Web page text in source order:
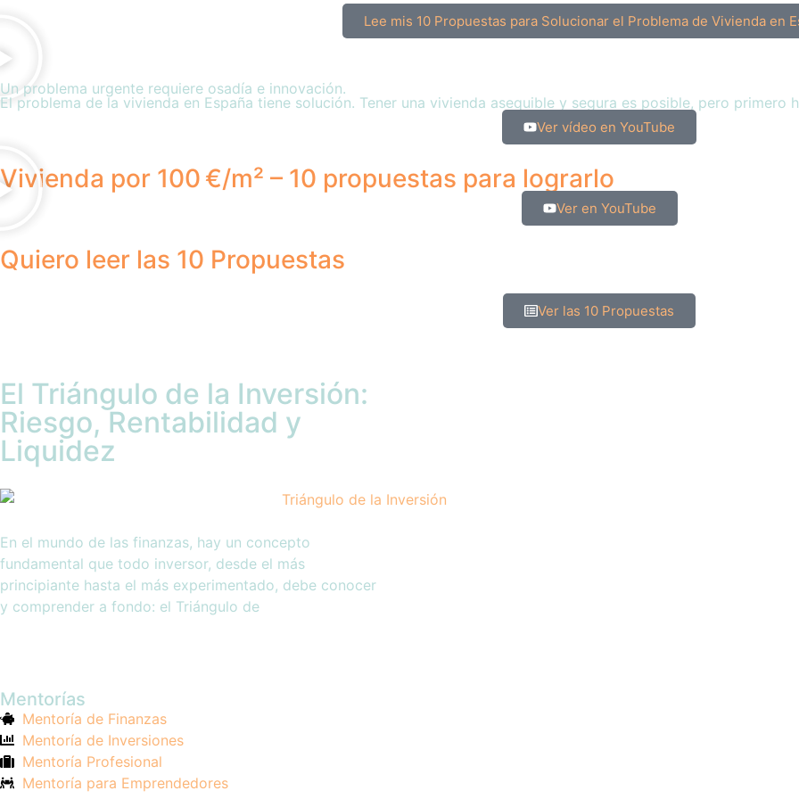
Lee mis 10 Propuestas para Solucionar el Problema de Vivienda en
Un problema urgente requiere osadía e innovación.
El problema de la vivienda en España tiene solución. Tener una vivienda asequible y segura es posible, pero primero
Ver vídeo en YouTube
Vivienda por 100 €/m² – 10 propuestas para lograrlo
Ver en YouTube
Quiero leer las 10 Propuestas
Ver las 10 Propuestas
El Triángulo de la Inversión:
Riesgo, Rentabilidad y
Liquidez
En el mundo de las finanzas, hay un concepto
fundamental que todo inversor, desde el más
principiante hasta el más experimentado, debe conocer
y comprender a fondo: el Triángulo de
Mentorías
Mentoría de Finanzas
Mentoría de Inversiones
Mentoría Profesional
Mentoría para Emprendedores